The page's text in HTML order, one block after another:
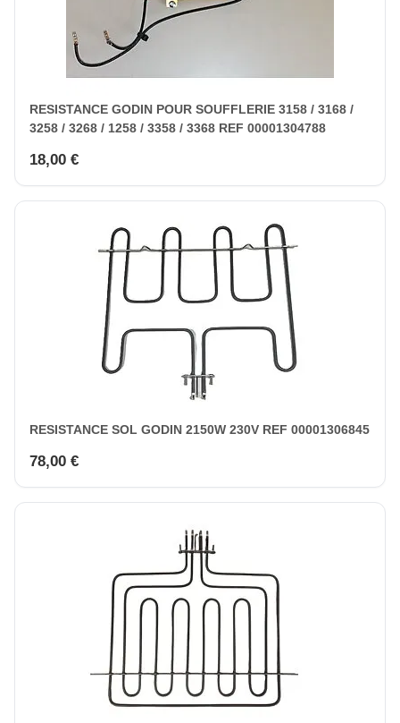
RESISTANCE GODIN POUR SOUFFLERIE 3158 / 3168 /
3258 / 3268 / 1258 / 3358 / 3368 REF 00001304788
18,00 €
RESISTANCE SOL GODIN 2150W 230V REF 00001306845
78,00 €